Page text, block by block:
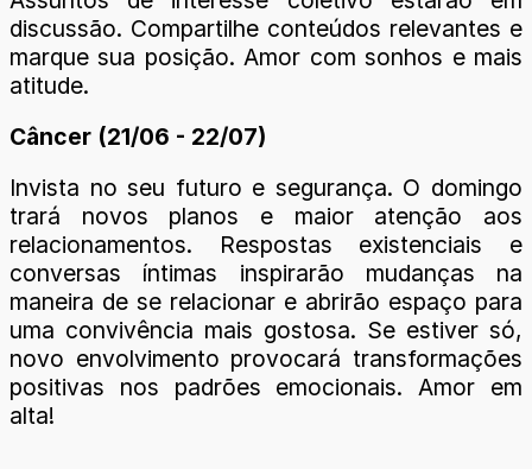
discussão. Compartilhe conteúdos relevantes e
marque sua posição. Amor com sonhos e mais
atitude.
Câncer (21/06 - 22/07)
Invista no seu futuro e segurança. O domingo
trará novos planos e maior atenção aos
relacionamentos. Respostas existenciais e
conversas íntimas inspirarão mudanças na
maneira de se relacionar e abrirão espaço para
uma convivência mais gostosa. Se estiver só,
novo envolvimento provocará transformações
positivas nos padrões emocionais. Amor em
alta!